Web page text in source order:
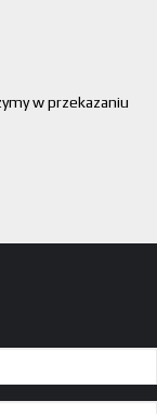
w przekazaniu